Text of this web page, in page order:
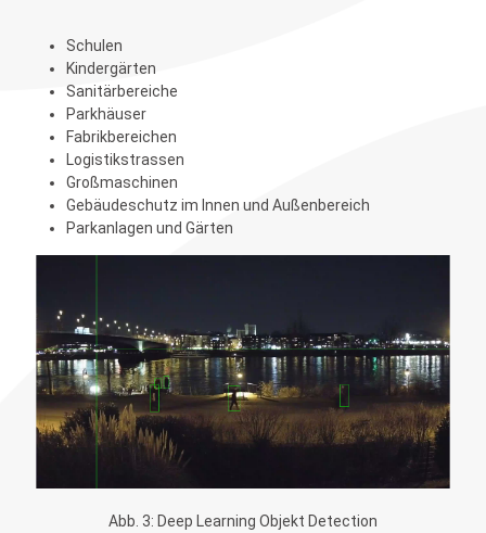
Schulen
Kindergärten
Sanitärbereiche
Parkhäuser
Fabrikbereichen
Logistikstrassen
Großmaschinen
Gebäudeschutz im Innen und Außenbereich
Parkanlagen und Gärten
Abb. 3: Deep Learning Objekt Detection